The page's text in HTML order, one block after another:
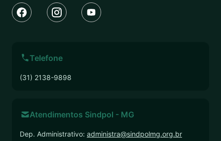
Telefone
(31) 2138-9898
Atendimentos Sindpol - MG
Dep. Administrativo: administra@sindpolmg.org.br